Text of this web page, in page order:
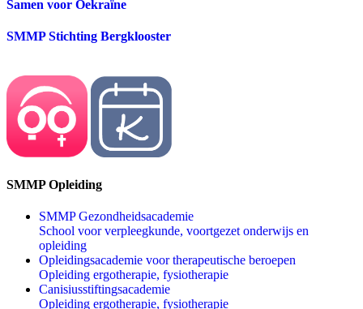
Samen voor Oekraïne
SMMP Stichting Bergklooster
SMMP Opleiding
SMMP Gezondheidsacademie
School voor verpleegkunde, voortgezet onderwijs en
opleiding
Opleidingsacademie voor therapeutische beroepen
Opleiding ergotherapie, fysiotherapie
Canisiusstiftingsacademie
Opleiding ergotherapie, fysiotherapie